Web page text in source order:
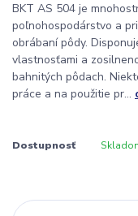
BKT AS 504 je
poľnohospodárstvo a
obrábaní pôdy.
vlastnosťami a
bahnitých pôdach.
práce a na použitie pr...
Dostupnosť